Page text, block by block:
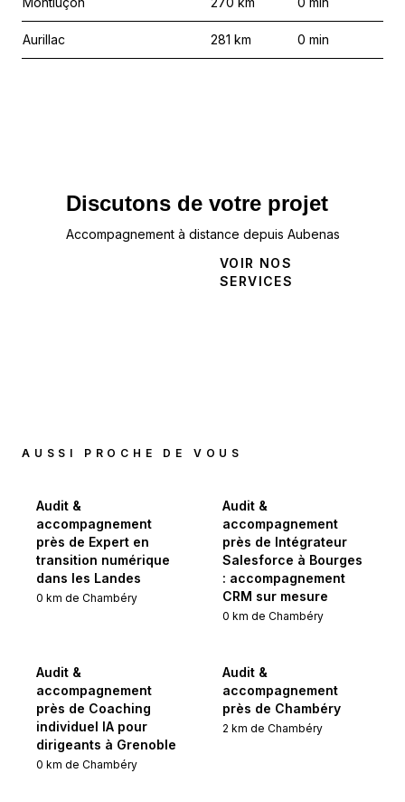
Aurillac 281 km 0 min
Discutons de votre projet
Accompagnement à distance depuis Aubenas
VOIR NOS
SERVICES
AUSSI PROCHE DE VOUS
Audit &
accompagnement
près de Expert en
transition numérique
dans les Landes
0 km de Chambéry
Audit &
accompagnement
près de Intégrateur
Salesforce à Bourges
: accompagnement
CRM sur mesure
0 km de Chambéry
Audit &
accompagnement
près de Coaching
individuel IA pour
dirigeants à Grenoble
0 km de Chambéry
Audit &
accompagnement
près de Chambéry
2 km de Chambéry